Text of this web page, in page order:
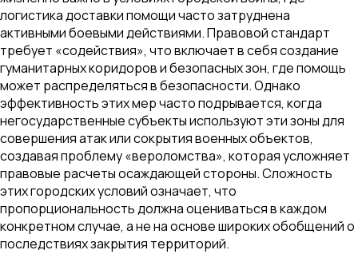
логистика доставки помощи часто затруднена
активными боевыми действиями. Правовой стандарт
требует «содействия», что включает в себя создание
гуманитарных коридоров и безопасных зон, где помощь
может распределяться в безопасности. Однако
эффективность этих мер часто подрывается, когда
негосударственные субъекты используют эти зоны для
совершения атак или сокрытия военных объектов,
создавая проблему «вероломства», которая усложняет
правовые расчеты осаждающей стороны. Сложность
этих городских условий означает, что
пропорциональность должна оцениваться в каждом
конкретном случае, а не на основе широких обобщений о
последствиях закрытия территорий.